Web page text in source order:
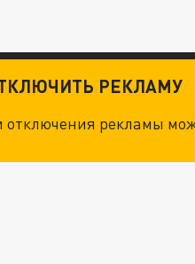
РЕКЛАМУ
отключения рекламы